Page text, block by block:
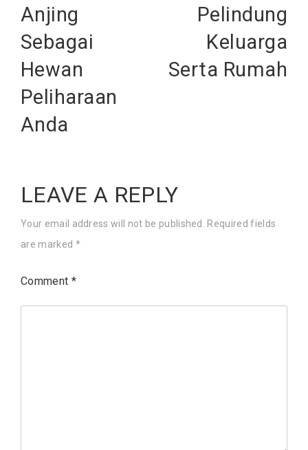
Anjing
Sebagai
Hewan
Peliharaan
Anda
Pelindung
Keluarga
Serta Rumah
LEAVE A REPLY
Your email address will not be published. Required fields
are marked *
Comment *